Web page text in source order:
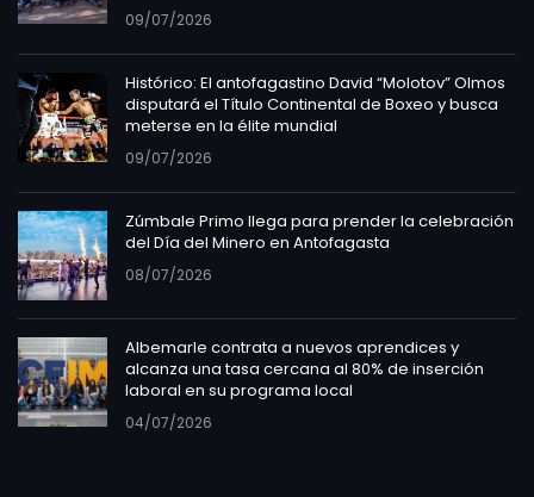
09/07/2026
Histórico: El antofagastino David “Molotov” Olmos
disputará el Título Continental de Boxeo y busca
meterse en la élite mundial
09/07/2026
Zúmbale Primo llega para prender la celebración
del Día del Minero en Antofagasta
08/07/2026
Albemarle contrata a nuevos aprendices y
alcanza una tasa cercana al 80% de inserción
laboral en su programa local
04/07/2026